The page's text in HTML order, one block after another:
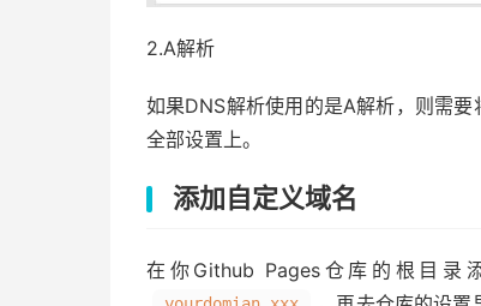
2.A解析
如果DNS解析使用的是A解析，则需
全部设置上。
添加自定义域名
在你Github Pages仓库的根目录